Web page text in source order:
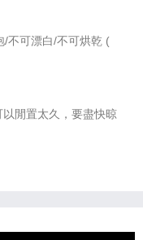
/不可漂白/不可烘乾 (
閒置太久，要盡快晾